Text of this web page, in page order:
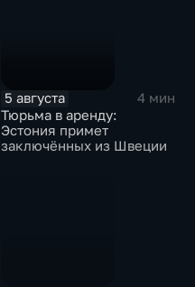
5 августа
4 мин
Тюрьма в аренду:
Эстония примет
заключённых из Швеции